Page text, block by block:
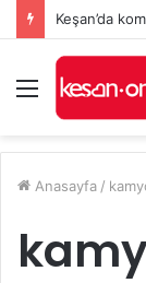
Menü
Anasayfa /